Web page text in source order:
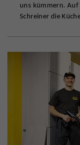
uns kümmern.
Schreiner die